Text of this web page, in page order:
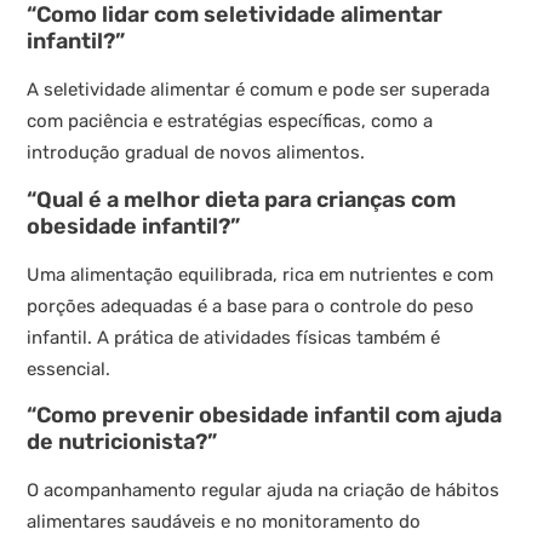
“Como lidar com seletividade alimentar
infantil?”
A seletividade alimentar é comum e pode ser superada
com paciência e estratégias específicas, como a
introdução gradual de novos alimentos.
“Qual é a melhor dieta para crianças com
obesidade infantil?”
Uma alimentação equilibrada, rica em nutrientes e com
porções adequadas é a base para o controle do peso
infantil. A prática de atividades físicas também é
essencial.
“Como prevenir obesidade infantil com ajuda
de nutricionista?”
O acompanhamento regular ajuda na criação de hábitos
alimentares saudáveis e no monitoramento do